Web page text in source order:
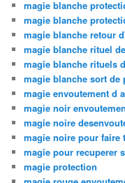
magie blanche
magie blanche
magie blanche retour
magie blanche rituel
magie blanche rituels
magie blanche sort de
magie envoutement d
magie noir
magie noire
magie noire pour faire
magie pour recuperer
magie protection